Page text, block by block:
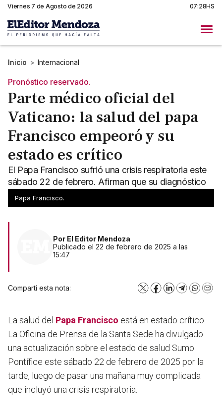
Viernes 7 de Agosto de 2026 07:28HS
Inicio > Internacional
Pronóstico reservado.
Parte médico oficial del
Vaticano: la salud del papa
Francisco empeoró y su
estado es crítico
El Papa Francisco sufrió una crisis respiratoria este
sábado 22 de febrero. Afirman que su diagnóstico
es "reservado".
Papa Francisco.
Por El Editor Mendoza
Publicado el 22 de febrero de 2025 a las
15:47
Compartí esta nota: X Facebook
LinkedInTelegram
La salud del Papa Francisco está en estado crítico.
La Oficina de Prensa de la Santa Sede ha divulgado
una actualización sobre el estado de salud Sumo
Pontífice este sábado 22 de febrero de 2025 por la
tarde, luego de pasar una mañana muy complicada
que incluyó una crisis respiratoria.